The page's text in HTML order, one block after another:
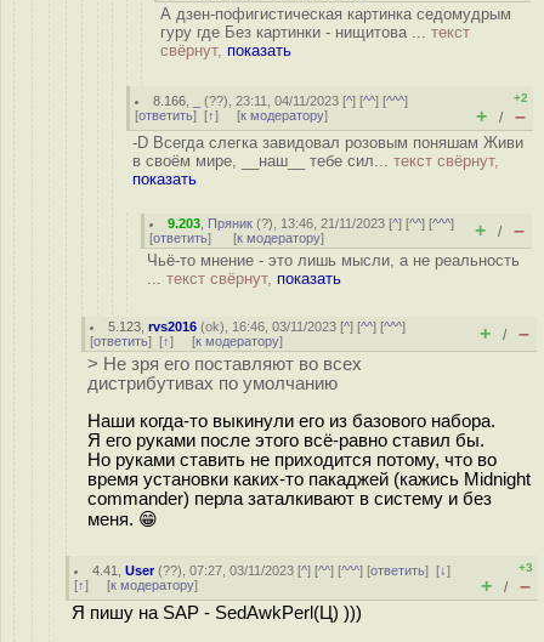
А дзен-пофигистическая картинка седомудрым
гуру где Без картинки - нищитова ... текст
свёрнут, показать
8.166 (??), 23:11, 04/11/2023 [^] [^^] [^^^]
[ответить] [↑] [к модератору]
+2
+ / –
-D Всегда слегка завидовал розовым поняшам Живи
в своём мире, __наш__ тебе сил... текст свёрнут,
показать
9.203 Пряник (?), 13:46, 21/11/2023 [^] [^^] [^^^]
[ответить] [к модератору] + / –
Чьё-то мнение - это лишь мысли, а не реальность
... текст свёрнут, показать
5.123 ,rvs2016 (ok), 16:46, 03/11/2023 [^] [^^] [^^^]
[ответить] [↑] [к модератору] + / –
> Не зря его поставляют во всех
дистрибутивах по умолчанию
Наши когда-то выкинули его из базового набора.
Я его руками после этого всё-равно ставил бы.
Но руками ставить не приходится потому, что во
время установки каких-то пакаджей (кажись Midnight
commander) перла заталкивают в систему и без
меня. 😁
4.41 ,User(??), 07:27, 03/11/2023 [^] [^^] [^^^] [ответить][↓]
[↑] [к модератору]
+3
+ / –
Я пишу на SAP - SedAwkPerl(Ц) )))